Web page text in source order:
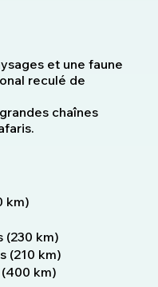
et une faune
reculé de
chaînes
km)
(230 km)
(210 km)
km)